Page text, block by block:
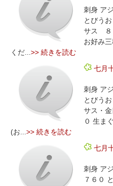
刺身 ア
とびう
サス ８
お好み
くだ...>> 続きを読む
七月
刺身 ア
とびう
サス・
０ 生ま
(お...>> 続きを読む
七月
刺身 ア
７６０